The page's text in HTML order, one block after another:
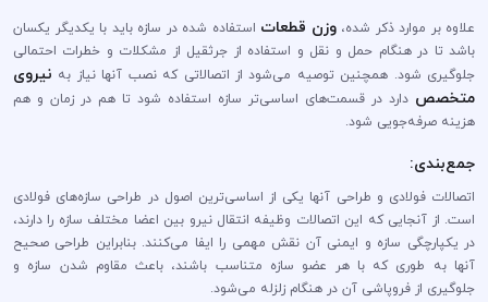
علاوه بر موارد ذکر شده،وزن قطعات استفاده شده در سازه باید با یکدیگر یکسان
باشد تا در هنگام حمل و نقل و استفاده از جرثقیل از مشکلات و خطرات احتمالی
جلوگیری شود. همچنین توصیه می‌شود از اتصالاتی که نصب آنها نیاز به نیروی
متخصص دارد در قسمت‌های اساسی‌تر سازه استفاده شود تا هم در زمان و هم
هزینه صرفه‌جویی شود.
جمع‌بندی:
اتصالات فولادی و طراحی آنها یکی از اساسی‌ترین اصول در طراحی سازه‌های فولادی
است. از آنجایی که این اتصالات وظیفه انتقال نیرو بین اعضا مختلف سازه را دارند،
در یکپارچگی سازه و ایمنی آن نقش مهمی را ایفا می‌کنند. بنابراین طراحی صحیح
آنها به طوری که با هر عضو سازه متناسب باشند، باعث مقاوم شدن سازه و
جلوگیری از فروپاشی آن در هنگام زلزله می‌شود.